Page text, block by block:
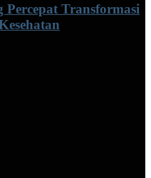
Percepat Transformasi